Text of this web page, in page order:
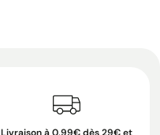
Livraison à 0,99€ dès 29€ et